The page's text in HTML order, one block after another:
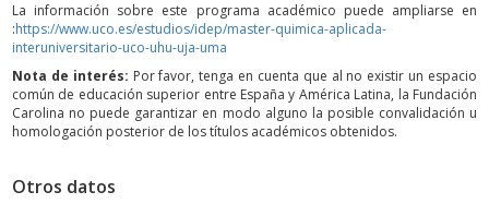
La información sobre este programa académico puede ampliarse en
:https://www.uco.es/estudios/idep/master-quimica-aplicada-
interuniversitario-uco-uhu-uja-uma
Nota de interés: Por favor, tenga en cuenta que al no existir un espacio
común de educación superior entre España y América Latina, la Fundación
Carolina no puede garantizar en modo alguno la posible convalidación u
homologación posterior de los títulos académicos obtenidos.
Otros datos